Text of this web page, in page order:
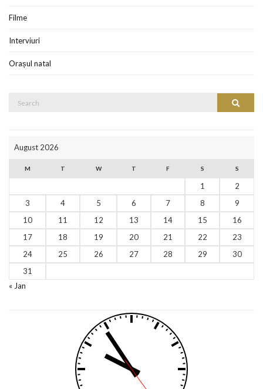
Filme
Interviuri
Orașul natal
August 2026
M T W T F S S
1
2
3
4 5 6 7 8
9
10
11 12 13 14 15
16
17
18 19 20 21 22
23
24
25 26 27 28 29
30
31
« Jan